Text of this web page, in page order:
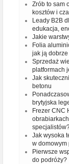
Zrób to sam
kosztów i
Leady B2B
edukacja,
Jakie
Folia
jak ją
Sprzedaż
platformach
Jak
betonu
brytyjska
Frezer CNC
Jak wysoka
w domowym
Pierwsze
do podróży?